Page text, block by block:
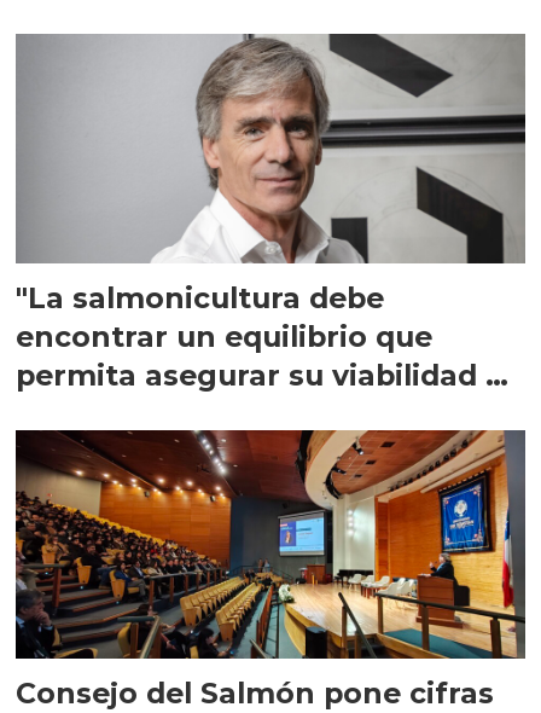
"La salmonicultura debe
encontrar un equilibrio que
permita asegurar su viabilidad de
Consejo del Salmón pone cifras